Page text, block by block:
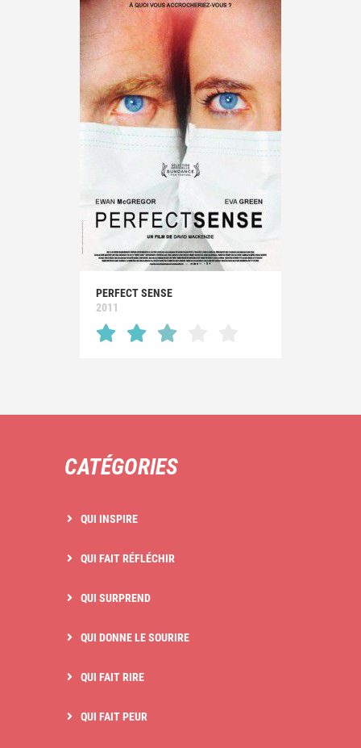
PERFECT SENSE
2011
CATÉGORIES
QUI INSPIRE
QUI FAIT RÉFLÉCHIR
QUI SURPREND
QUI DONNE LE SOURIRE
QUI FAIT RIRE
QUI FAIT PEUR